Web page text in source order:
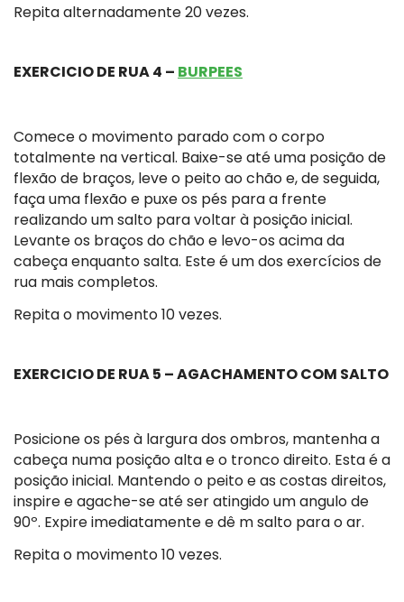
Repita alternadamente 20 vezes.
EXERCICIO DE RUA 4 – BURPEES
Comece o movimento parado com o corpo
totalmente na vertical. Baixe-se até uma posição de
flexão de braços, leve o peito ao chão e, de seguida,
faça uma flexão e puxe os pés para a frente
realizando um salto para voltar à posição inicial.
Levante os braços do chão e levo-os acima da
cabeça enquanto salta. Este é um dos exercícios de
rua mais completos.
Repita o movimento 10 vezes.
EXERCICIO DE RUA 5 – AGACHAMENTO COM SALTO
Posicione os pés à largura dos ombros, mantenha a
cabeça numa posição alta e o tronco direito. Esta é a
posição inicial. Mantendo o peito e as costas direitos,
inspire e agache-se até ser atingido um angulo de
90º. Expire imediatamente e dê m salto para o ar.
Repita o movimento 10 vezes.